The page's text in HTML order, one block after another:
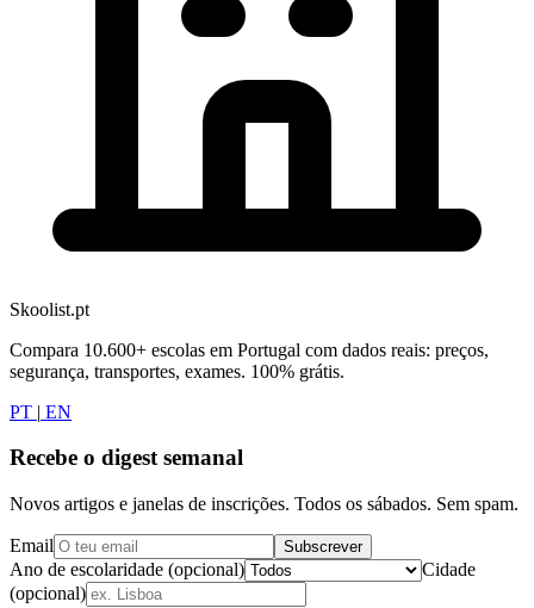
Skoolist.pt
Compara 10.600+ escolas em Portugal com dados reais: preços,
segurança, transportes, exames. 100% grátis.
PT | EN
Recebe o digest semanal
Novos artigos e janelas de inscrições. Todos os sábados. Sem spam.
Email Subscrever
Ano de escolaridade (opcional)
Cidade
(opcional)